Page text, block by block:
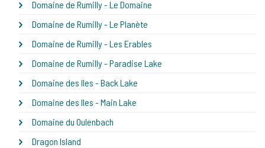
Domaine de Rumilly - Le Domaine
Domaine de Rumilly - Le Planète
Domaine de Rumilly - Les Erables
Domaine de Rumilly - Paradise Lake
Domaine des Iles - Back Lake
Domaine des Iles - Main Lake
Domaine du Oulenbach
Dragon Island